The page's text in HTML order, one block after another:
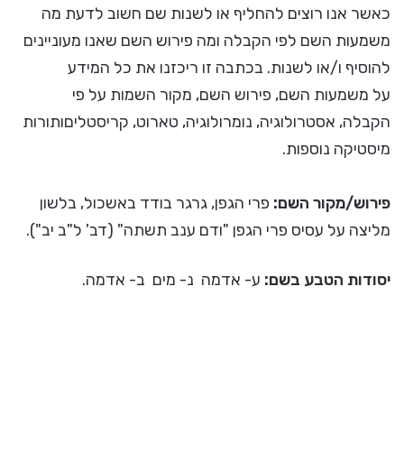
כאשר אנו רוצים להחליף או לשנות שם חשוב לדעת מה
משמעות השם לפי הקבלה ומה פירוש השם שאנו מעוניינים
להוסיף ו/או לשנות. בכתבה זו ריכזנו את כל המידע
על משמעות השם, פירוש השם, מקור השמות על פי
הקבלה, אסטרולוגיה, נומרולוגיה, טארוט, קריסטליםותורות
מיסטיקה נוספות.
פירוש/מקור השם: פרי הגפן, גרגר בודד באשכול, בלשון
מליצה על עסיס פרי הגפן "ודם ענב תשתה" (דב' ל"ב יב").
יסודות הטבע בשם: ע- אדמה נ- מים ב- אדמה.